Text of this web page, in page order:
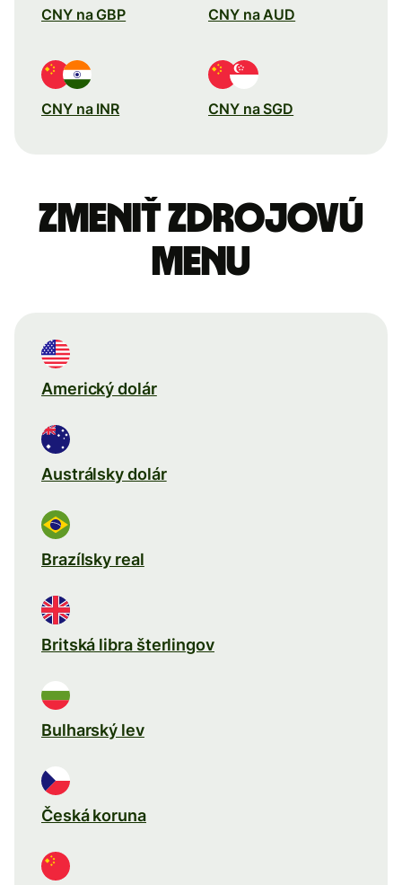
CNY na GBP CNY na AUD
CNY na INR CNY na SGD
Zmeniť zdrojovú
menu
Americký dolár
Austrálsky dolár
Brazílsky real
Britská libra šterlingov
Bulharský lev
Česká koruna